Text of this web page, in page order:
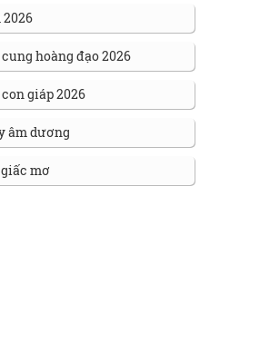
hoàng đạo 2026
giáp 2026
âm dương
mơ